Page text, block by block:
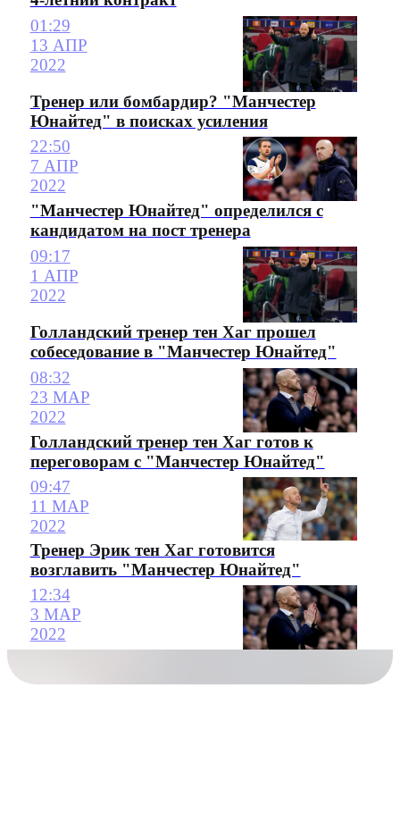
01:29
13 АПР
2022
Тренер или бомбардир? "Манчестер
Юнайтед" в поисках усиления
22:50
7 АПР
2022
"Манчестер Юнайтед" определился с
кандидатом на пост тренера
09:17
1 АПР
2022
Голландский тренер тен Хаг прошел
собеседование в "Манчестер Юнайтед"
08:32
23 МАР
2022
Голландский тренер тен Хаг готов к
переговорам с "Манчестер Юнайтед"
09:47
11 МАР
2022
Тренер Эрик тен Хаг готовится
возглавить "Манчестер Юнайтед"
12:34
3 МАР
2022